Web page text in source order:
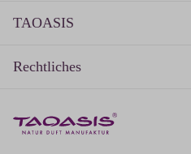
TAOASIS
Rechtliches